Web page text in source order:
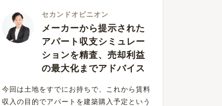
セカンドオピニオン
メーカーから提示された
アパート収支シミュレー
ションを精査、売却利益
の最大化までアドバイス
今回は土地をすでにお持ちで、これから賃料
収入の目的でアパートを建築購入予定という